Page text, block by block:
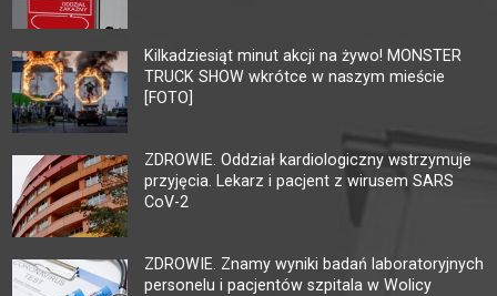
Kilkadziesiąt minut akcji na żywo! MONSTER
TRUCK SHOW wkrótce w naszym mieście
[FOTO]
ZDROWIE. Oddział kardiologiczny wstrzymuje
przyjęcia. Lekarz i pacjent z wirusem SARS
CoV-2
ZDROWIE. Znamy wyniki badań laboratoryjnych
personelu i pacjentów szpitala w Wolicy